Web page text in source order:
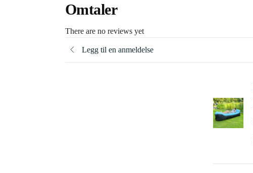
Omtaler
There are no reviews yet
Legg til en anmeldelse